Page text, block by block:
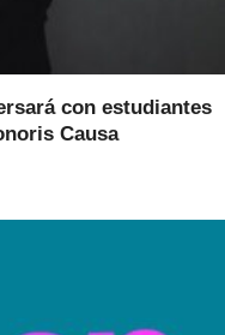
con estudiantes
Causa